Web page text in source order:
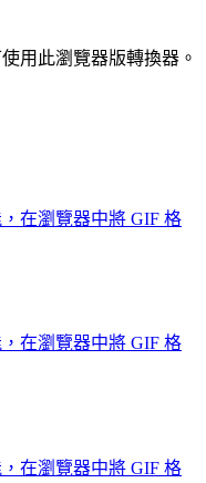
用此瀏覽器版轉換器。
在瀏覽器中將 GIF 格
在瀏覽器中將 GIF 格
在瀏覽器中將 GIF 格